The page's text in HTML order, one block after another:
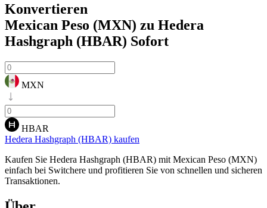
Konvertieren
Mexican Peso (MXN) zu Hedera
Hashgraph (HBAR) Sofort
MXN
HBAR
Hedera Hashgraph (HBAR) kaufen
Kaufen Sie Hedera Hashgraph (HBAR) mit Mexican Peso (MXN)
einfach bei Switchere und profitieren Sie von schnellen und sicheren
Transaktionen.